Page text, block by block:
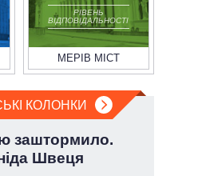
РІВЕНЬ
ВІДПОВІДАЛЬНОСТІ
МЕРІВ МІСТ
КОЛОНКИ
заштормило.
Швеця